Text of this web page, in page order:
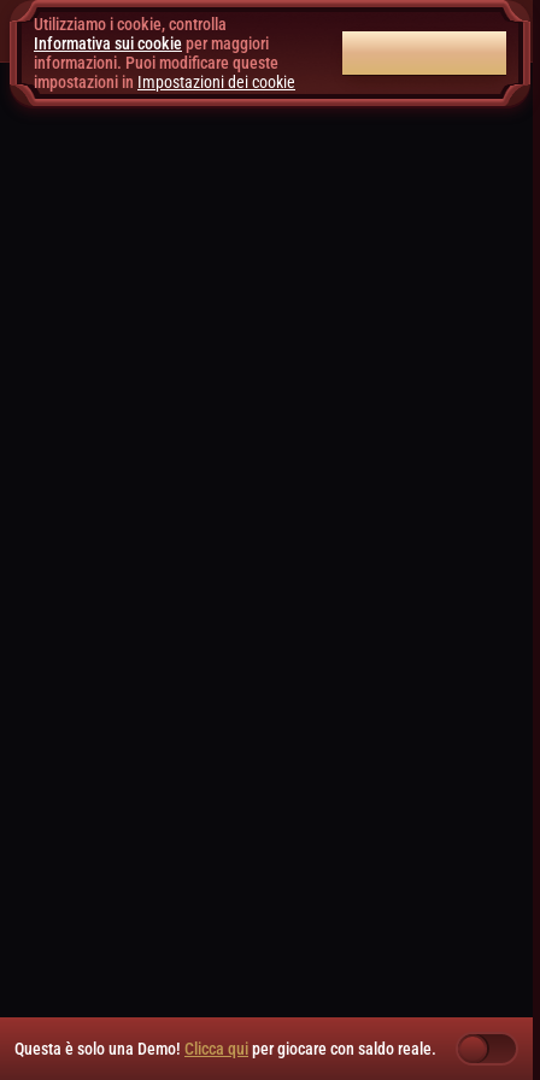
Questa è solo una Demo! Clicca quiper giocare con saldo reale.
Utilizziamo i cookie, controlla
Informativa sui cookieper maggiori
informazioni. Puoi modificare queste
impostazioni in Impostazioni dei cookie
ACCETTA TUTTI